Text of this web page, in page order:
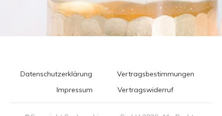
Datenschutzerklärung
Vertragsbestimmungen
Impressum
Vertragswiderruf